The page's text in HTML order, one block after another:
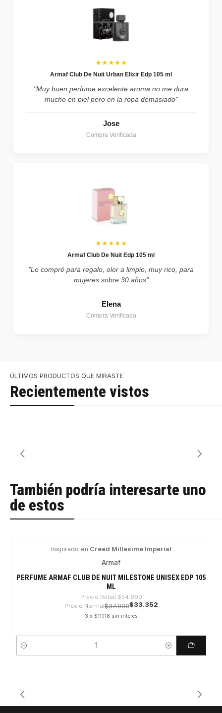
★★★★★
Armaf Club De Nuit Urban Elixir Edp 105 ml
"Muy buen perfume excelente aroma no me dura
mucho en piel pero en la ropa demasiado"
Jose
Compra Verificada
★★★★★
Armaf Club De Nuit Edp 105 ml
"Lo compré para regalo, olor a limpio, muy rico, para
mujeres sobre 30 años"
Elena
Compra Verificada
ÚLTIMOS PRODUCTOS QUE MIRASTE
Recientemente vistos
También podría interesarte uno
de estos
Inspirado en Creed Millesime Imperial
Armaf
PERFUME ARMAF CLUB DE NUIT MILESTONE UNISEX EDP 105
ML
Precio Retail $54.990
Precio Normal$37.900$33.352
3 x $11.118 sin interés
Cantidad